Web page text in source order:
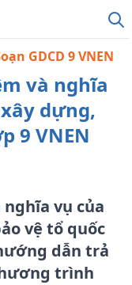
GDCD 9 VNEN
và nghĩa
dựng,
9 VNEN
nghĩa vụ của
vệ tổ quốc
dẫn trả
trình